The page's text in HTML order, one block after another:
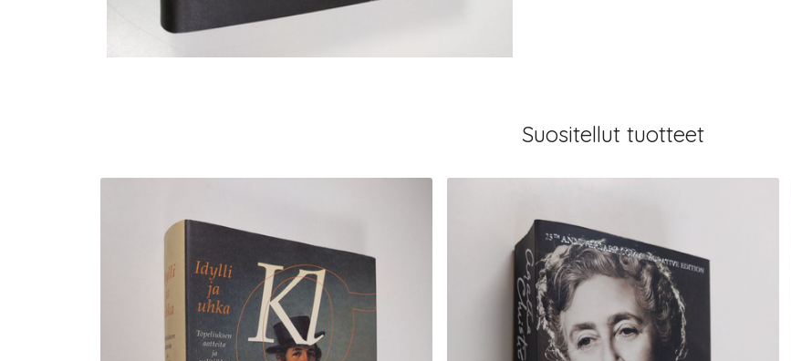
Suositellut tuotteet